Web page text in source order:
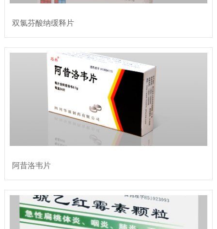
双氯芬酸纳缓释片
阿昔洛韦片